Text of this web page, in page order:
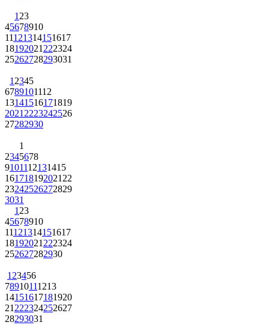
1 23
45678910
11121314151617
18192021 222324
25262728293031
1 2345
6789101112
13141516171819
2021 2223242526
27282930
1
2345678
9101112131415
161718192021 22
23242526272829
3031
1 23
45678910
11121314151617
18192021 222324
252627282930
1 23456
78910111213
14151617181920
21 222324252627
28293031